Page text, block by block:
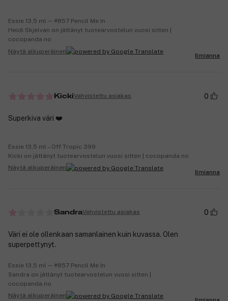
Essie 13,5 ml ─ #857 Pencil Me In
Heidi Skjelvan on jättänyt tuotearvostelun vuosi sitten |
cocopanda.no
Näytä alkuperäinen
Ilmianna
KickiVahvistettu asiakas 0
Superkiva väri ❤️
Essie 13,5 ml – Off Tropic 399
Kicki on jättänyt tuotearvostelun vuosi sitten | cocopanda.no
Näytä alkuperäinen
Ilmianna
SandraVahvistettu asiakas 0
Väri ei ole ollenkaan samanlainen kuin kuvassa. Olen
superpettynyt.
Essie 13,5 ml ─ #857 Pencil Me In
Sandra on jättänyt tuotearvostelun vuosi sitten |
cocopanda.no
Näytä alkuperäinen